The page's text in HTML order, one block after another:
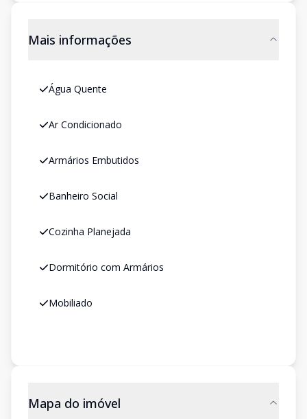
Mais informações
Água Quente
Ar Condicionado
Armários Embutidos
Banheiro Social
Cozinha Planejada
Dormitório com Armários
Mobiliado
Mapa do imóvel